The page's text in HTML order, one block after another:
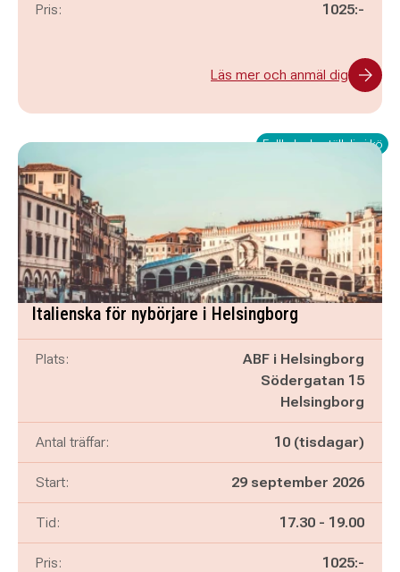
Pris: 1025:-
Läs mer och anmäl dig
Fullbokad - ställ dig i kö
Italienska för nybörjare i Helsingborg
Plats:
ABF i Helsingborg
Södergatan 15
Helsingborg
Antal träffar: 10 (tisdagar)
Start: 29 september 2026
Tid: Pågår mellan
17.30 - och
19.00
Pris: 1025:-